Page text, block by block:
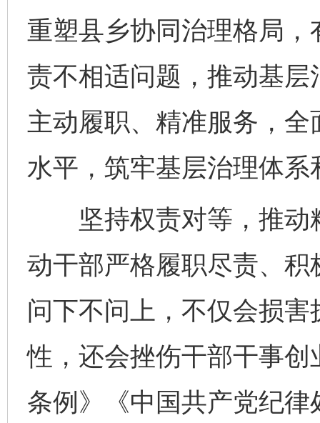
重塑县乡协同治理格局
责不相适问题，推动基
主动履职、精准服务，
水平，筑牢基层治理体
坚持权责对等，推动
动干部严格履职尽责、
问下不问上，不仅会损
性，还会挫伤干部干事
条例》《中国共产党纪